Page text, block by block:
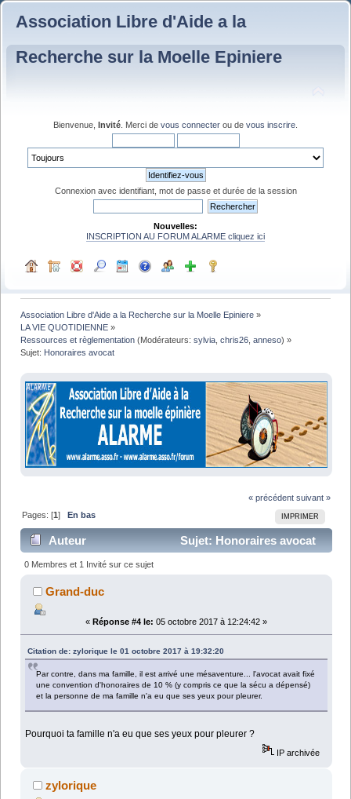
Association Libre d'Aide a la
Recherche sur la Moelle Epiniere
Bienvenue, Invité . Merci de vous connecter ou de vous inscrire
Connexion avec identifiant, mot de passe et durée de la session
Nouvelles:
INSCRIPTION AU FORUM ALARME cliquez ici
Association Libre d'Aide a la Recherche sur la Moelle Epiniere »
LA VIE QUOTIDIENNE »
Ressources et règlementation (Modérateurs:sylvia ,chris26 ,anneso) »
Sujet: Honoraires avocat
« précédent suivant »
IMPRIMER
Pages: [1] En bas
Auteur
Sujet: Honoraires avocat
(Lu 9048 fois)
0 Membres et 1 Invité sur ce sujet
Grand-duc
« Réponse #4 le: 05 octobre 2017 à 12:24:42 »
Citation de: zylorique le 01 octobre 2017 à 19:32:20
Par contre, dans ma famille, il est arrivé une mésaventure... l'avocat avait fixé
une convention d'honoraires de 10 % (y compris ce que la sécu a dépensé)
et la personne de ma famille n'a eu que ses yeux pour pleurer.
Pourquoi ta famille n'a eu que ses yeux pour pleurer ?
IP archivée
zylorique